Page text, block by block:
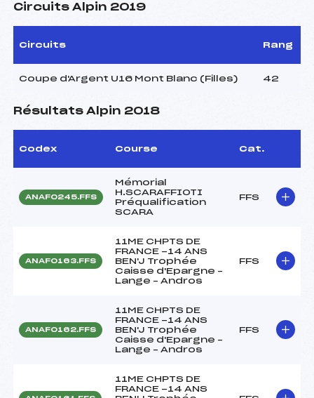
Circuits Alpin 2019
Circuits Rang
Coupe d'Argent U16 Mont Blanc (Filles) 42
Résultats Alpin 2018
Codex Course Cat.
ANAF0245.FFS
Mémorial
H.SCARAFFIOTI
Préqualification
SCARA
FFS
ANAF0163.FFS
11ME CHPTS DE
FRANCE -14 ANS
BEN'J Trophée
Caisse d'Epargne –
Lange – Andros
FFS
ANAF0162.FFS
11ME CHPTS DE
FRANCE -14 ANS
BEN'J Trophée
Caisse d'Epargne –
Lange – Andros
FFS
11ME CHPTS DE
FRANCE -14 ANS